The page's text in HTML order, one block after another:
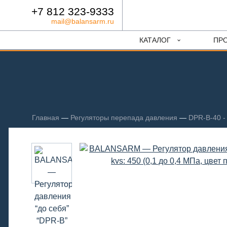
+7 812 323-9333
mail@balansarm.ru
КАТАЛОГ
Главная — Регуляторы перепада давления — DPR-B-40